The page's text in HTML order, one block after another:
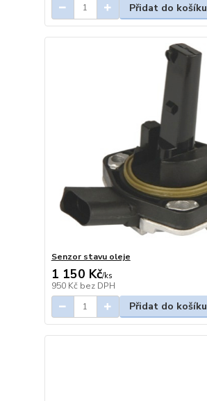
Přidat do košíku
Senzor stavu oleje
1 150 Kč/ks
950 Kč bez DPH
Přidat do košíku